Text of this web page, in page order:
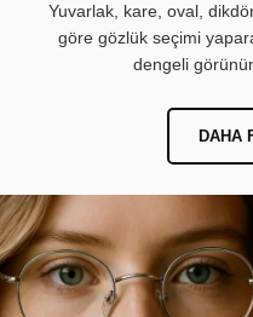
Yuvarlak, kare, oval,
göre gözlük seçimi
dengeli
DAHA